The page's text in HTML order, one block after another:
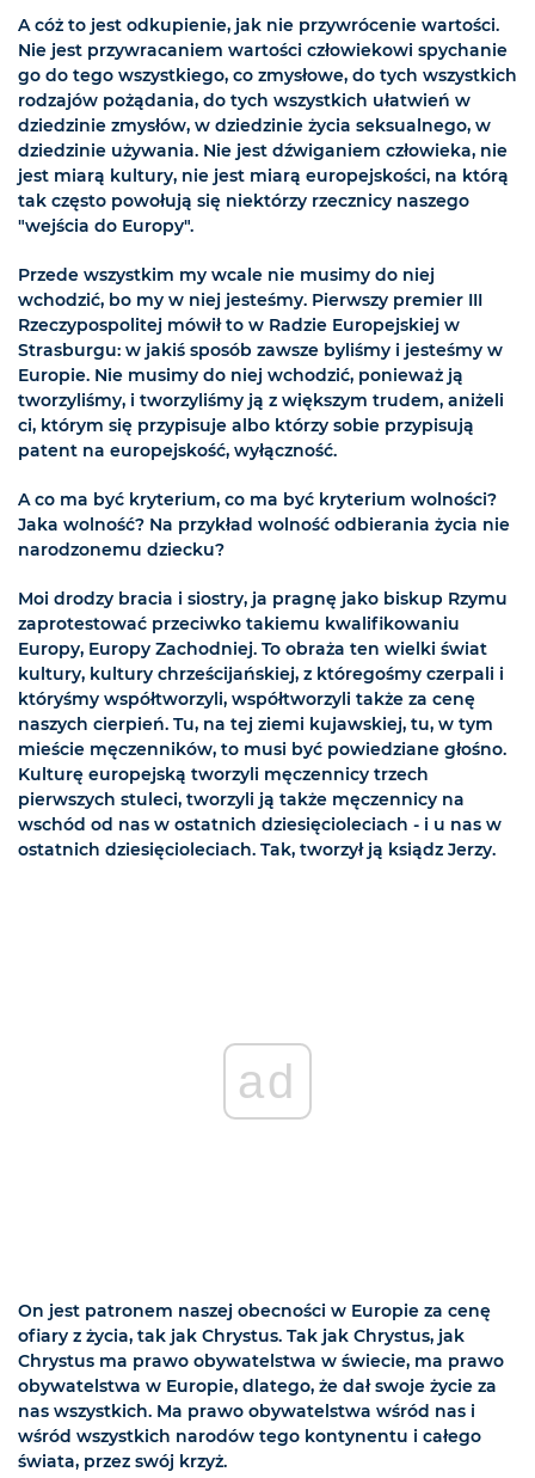
A cóż to jest odkupienie, jak nie przywrócenie wartości.
Nie jest przywracaniem wartości człowiekowi spychanie
go do tego wszystkiego, co zmysłowe, do tych wszystkich
rodzajów pożądania, do tych wszystkich ułatwień w
dziedzinie zmysłów, w dziedzinie życia seksualnego, w
dziedzinie używania. Nie jest dźwiganiem człowieka, nie
jest miarą kultury, nie jest miarą europejskości, na którą
tak często powołują się niektórzy rzecznicy naszego
"wejścia do Europy".
Przede wszystkim my wcale nie musimy do niej
wchodzić, bo my w niej jesteśmy. Pierwszy premier III
Rzeczypospolitej mówił to w Radzie Europejskiej w
Strasburgu: w jakiś sposób zawsze byliśmy i jesteśmy w
Europie. Nie musimy do niej wchodzić, ponieważ ją
tworzyliśmy, i tworzyliśmy ją z większym trudem, aniżeli
ci, którym się przypisuje albo którzy sobie przypisują
patent na europejskość, wyłączność.
A co ma być kryterium, co ma być kryterium wolności?
Jaka wolność? Na przykład wolność odbierania życia nie
narodzonemu dziecku?
Moi drodzy bracia i siostry, ja pragnę jako biskup Rzymu
zaprotestować przeciwko takiemu kwalifikowaniu
Europy, Europy Zachodniej. To obraża ten wielki świat
kultury, kultury chrześcijańskiej, z któregośmy czerpali i
któryśmy współtworzyli, współtworzyli także za cenę
naszych cierpień. Tu, na tej ziemi kujawskiej, tu, w tym
mieście męczenników, to musi być powiedziane głośno.
Kulturę europejską tworzyli męczennicy trzech
pierwszych stuleci, tworzyli ją także męczennicy na
wschód od nas w ostatnich dziesięcioleciach - i u nas w
ostatnich dziesięcioleciach. Tak, tworzył ją ksiądz Jerzy.
ad
On jest patronem naszej obecności w Europie za cenę
ofiary z życia, tak jak Chrystus. Tak jak Chrystus, jak
Chrystus ma prawo obywatelstwa w świecie, ma prawo
obywatelstwa w Europie, dlatego, że dał swoje życie za
nas wszystkich. Ma prawo obywatelstwa wśród nas i
wśród wszystkich narodów tego kontynentu i całego
świata, przez swój krzyż.